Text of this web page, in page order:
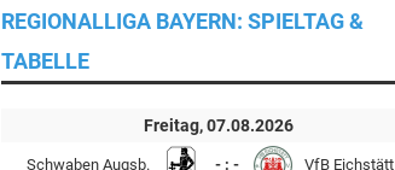
REGIONALLIGA BAYERN: SPIELTAG &
TABELLE
Freitag, 07.08.2026
Schwaben Augsb. - : - VfB Eichstätt